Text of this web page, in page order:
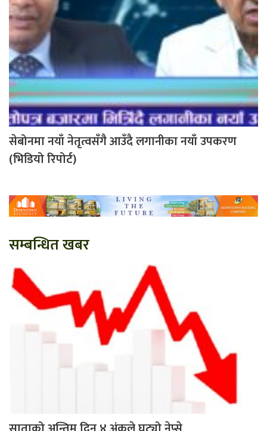
सेबोनमा नयाँ नेतृत्वसँगै आउँदै लगानीका नयाँ उपकरण
(भिडियो रिपोर्ट)
सम्बन्धित खबर